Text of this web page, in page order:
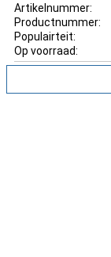
Artikelnummer:
Productnummer:
Populairteit:
Op voorraad: